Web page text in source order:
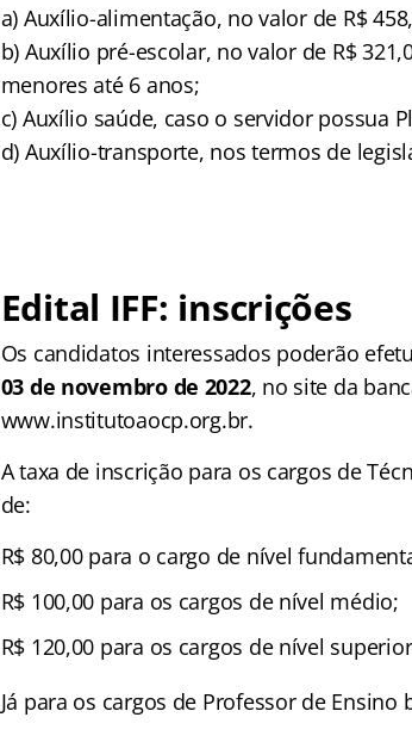
a) Auxílio-alimentação, no valor de R$
b) Auxílio pré-escolar, no valor de R$
menores até 6 anos;
c) Auxílio saúde, caso o servidor possua
d) Auxílio-transporte, nos termos de
Edital IFF: inscrições
Os candidatos interessados poderão
03 de novembro de 2022, no site da
www.institutoaocp.org.br.
A taxa de inscrição para os cargos de
de:
R$ 80,00 para o cargo de nível
R$ 100,00 para os cargos de nível médio;
R$ 120,00 para os cargos de nível superior
Já para os cargos de Professor de Ensino